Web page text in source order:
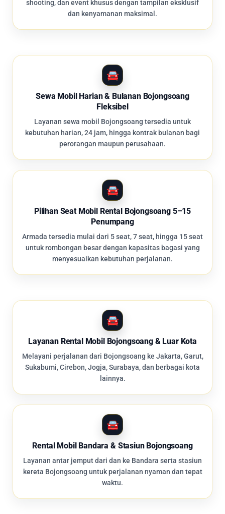
shooting, dan event khusus dengan tampilan eksklusif
dan kenyamanan maksimal.
Sewa Mobil Harian & Bulanan Bojongsoang
Fleksibel
Layanan sewa mobil Bojongsoang tersedia untuk
kebutuhan harian, 24 jam, hingga kontrak bulanan bagi
perorangan maupun perusahaan.
Pilihan Seat Mobil Rental Bojongsoang 5–15
Penumpang
Armada tersedia mulai dari 5 seat, 7 seat, hingga 15 seat
untuk rombongan besar dengan kapasitas bagasi yang
menyesuaikan kebutuhan perjalanan.
Layanan Rental Mobil Bojongsoang & Luar Kota
Melayani perjalanan dari Bojongsoang ke Jakarta, Garut,
Sukabumi, Cirebon, Jogja, Surabaya, dan berbagai kota
lainnya.
Rental Mobil Bandara & Stasiun Bojongsoang
Layanan antar jemput dari dan ke Bandara serta stasiun
kereta Bojongsoang untuk perjalanan nyaman dan tepat
waktu.